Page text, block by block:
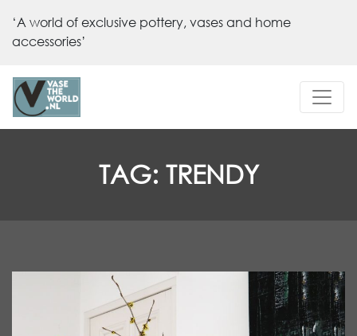
‘A world of exclusive pottery, vases and home
accessories’
TAG: TRENDY